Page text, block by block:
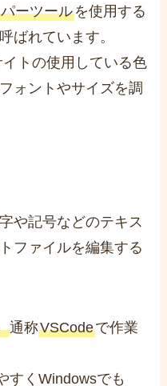
ーツールを使用する
ばれています。
トの使用している色
ォントやサイズを調
や記号などのテキス
ファイルを編集する
通称VSCodeで作業
すくWindowsでも